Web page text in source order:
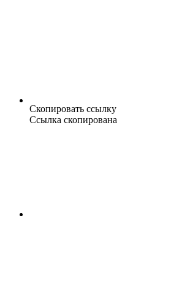
Скопировать ссылку
Ссылка скопирована